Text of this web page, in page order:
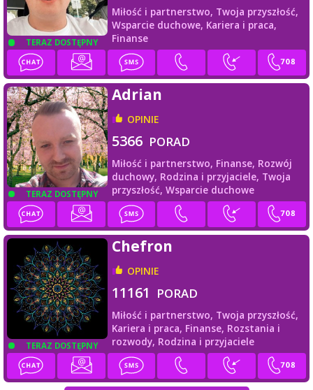
TERAZ DOSTĘPNY
Miłość i partnerstwo, Twoja przyszłość,
Wsparcie duchowe, Kariera i praca,
Finanse
TERAZ DOSTĘPNY
Adrian
OPINIE
5366 PORAD
Miłość i partnerstwo, Finanse, Rozwój
duchowy, Rodzina i przyjaciele, Twoja
przyszłość, Wsparcie duchowe
TERAZ DOSTĘPNY
Chefron
OPINIE
11161 PORAD
Miłość i partnerstwo, Twoja przyszłość,
Kariera i praca, Finanse, Rozstania i
rozwody, Rodzina i przyjaciele